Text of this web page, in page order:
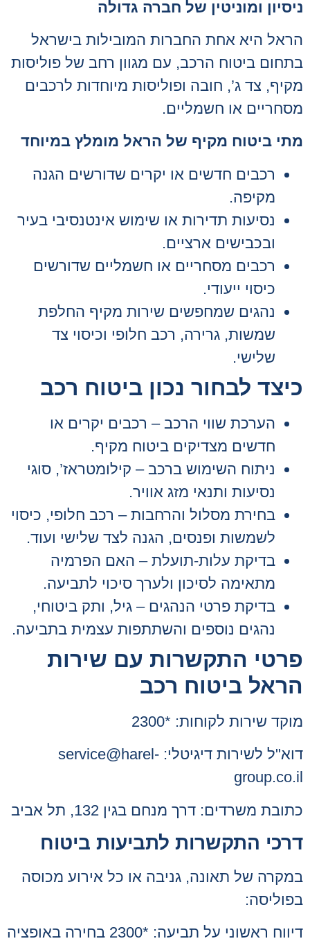
ניסיון ומוניטין של חברה גדולה
הראל היא אחת החברות המובילות בישראל
בתחום ביטוח הרכב, עם מגוון רחב של פוליסות
מקיף, צד ג’, חובה ופוליסות מיוחדות לרכבים
מסחריים או חשמליים.
מתי ביטוח מקיף של הראל מומלץ במיוחד
רכבים חדשים או יקרים שדורשים הגנה
מקיפה.
נסיעות תדירות או שימוש אינטנסיבי בעיר
ובכבישים ארציים.
רכבים מסחריים או חשמליים שדורשים
כיסוי ייעודי.
נהגים שמחפשים שירות מקיף החלפת
שמשות, גרירה, רכב חלופי וכיסוי צד
שלישי.
כיצד לבחור נכון ביטוח רכב
הערכת שווי הרכב – רכבים יקרים או
חדשים מצדיקים ביטוח מקיף.
ניתוח השימוש ברכב – קילומטראז’, סוגי
נסיעות ותנאי מזג אוויר.
בחירת מסלול והרחבות – רכב חלופי, כיסוי
לשמשות ופנסים, הגנה לצד שלישי ועוד.
בדיקת עלות-תועלת – האם הפרמיה
מתאימה לסיכון ולערך סיכוי לתביעה.
בדיקת פרטי הנהגים – גיל, ותק ביטוחי,
נהגים נוספים והשתתפות עצמית בתביעה.
פרטי התקשרות עם שירות
הראל ביטוח רכב
מוקד שירות לקוחות: *2300
דוא"ל לשירות דיגיטלי: service@harel-
group.co.il
כתובת משרדים: דרך מנחם בגין 132, תל אביב
דרכי התקשרות לתביעות ביטוח
במקרה של תאונה, גניבה או כל אירוע מכוסה
בפוליסה:
דיווח ראשוני על תביעה: *2300 בחירה באופציה